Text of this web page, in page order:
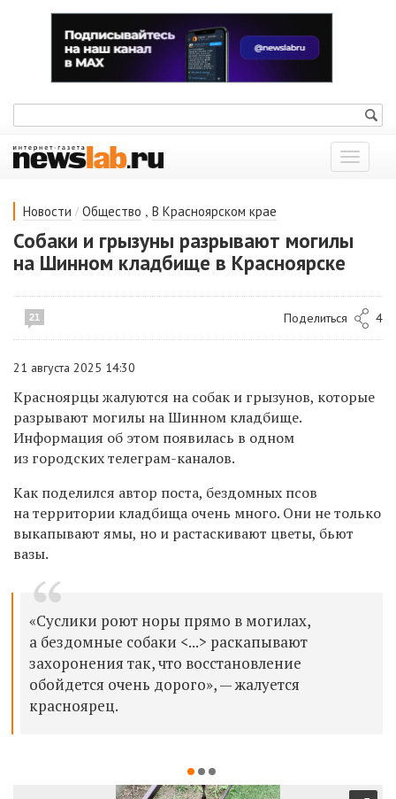
Показать
меню
Новости / Общество , В Красноярском крае
Собаки и грызуны разрывают могилы
на Шинном кладбище в Красноярске
21 Поделиться 4
21 августа 2025 14:30
Красноярцы жалуются на собак и грызунов, которые
разрывают могилы на Шинном кладбище.
Информация об этом появилась в одном
из городских телеграм-каналов.
Как поделился автор поста, бездомных псов
на территории кладбища очень много. Они не только
выкапывают ямы, но и растаскивают цветы, бьют
вазы.
«Суслики роют норы прямо в могилах,
а бездомные собаки <...> раскапывают
захоронения так, что восстановление
обойдется очень дорого», — жалуется
красноярец.